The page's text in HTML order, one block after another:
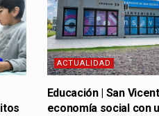
ACTUALIDAD
Educación | San
economía social con